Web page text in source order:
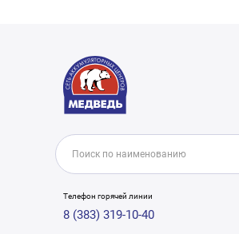
Телефон горячей линии
8 (383) 319-10-40